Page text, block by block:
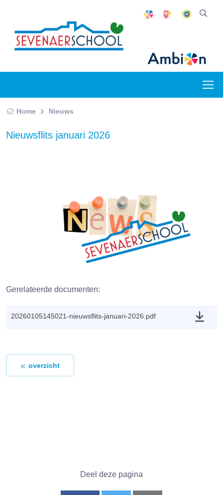
Home Nieuws
Nieuwsflits januari 2026
Gerelateerde documenten:
20260105145021-nieuwsflits-januari-2026.pdf
overzicht
Deel deze pagina